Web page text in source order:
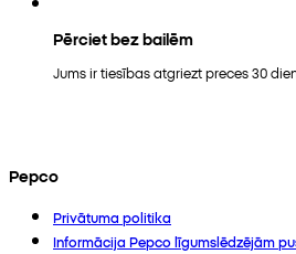
Pērciet bez bailēm
Jums ir tiesības atgriezt preces 30
Pepco
Privātuma politika
Informācija Pepco līgumslēdzējām